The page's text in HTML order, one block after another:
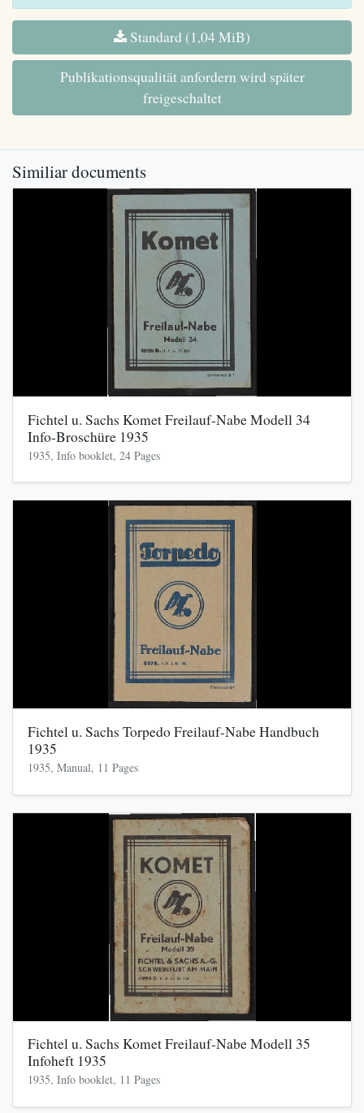
Standard (1,04 MiB)
Publikationsqualität anfordern wird später
freigeschaltet
Similiar documents
Fichtel u. Sachs Komet Freilauf-Nabe Modell 34
Info-Broschüre 1935
1935, Info booklet, 24 Pages
Fichtel u. Sachs Torpedo Freilauf-Nabe Handbuch
1935
1935, Manual, 11 Pages
Fichtel u. Sachs Komet Freilauf-Nabe Modell 35
Infoheft 1935
1935, Info booklet, 11 Pages